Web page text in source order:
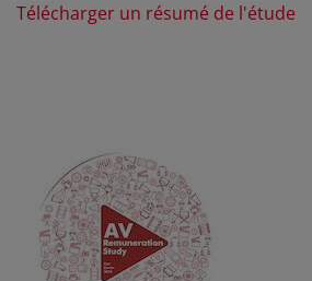
Télécharger un résumé de l'étude